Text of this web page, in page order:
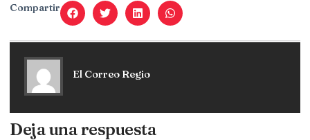
Compartir
El Correo Regio
Deja una respuesta